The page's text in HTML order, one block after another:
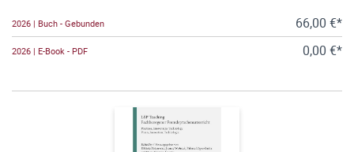
2026 | Buch - Gebunden 66,00 €*
2026 | E-Book - PDF 0,00 €*